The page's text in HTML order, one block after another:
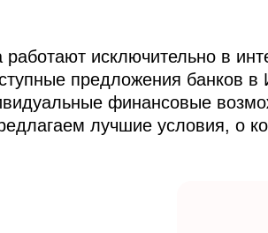
работают исключительно в
предложения банков
финансовые
лучшие условия, о